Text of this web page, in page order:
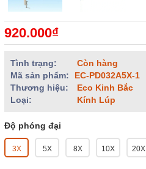
920.000₫
Tình trạng:
Còn hàng
Mã sản phẩm:
EC-PD032A5X-1
Thương hiệu:
Eco Kinh Bắc
Loại:
Kính Lúp
Độ phóng đại
3X 5X 8X 10X 20X